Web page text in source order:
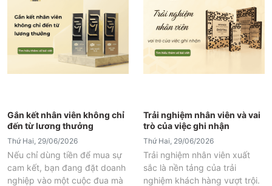
Gắn kết nhân viên không chỉ
đến từ lương thưởng
Thứ Hai, 29/06/2026
Nếu chỉ dùng tiền để mua sự
cam kết, bạn đang đặt doanh
nghiệp vào một cuộc đua mà
Trải nghiệm nhân viên và vai
trò của việc ghi nhận
Thứ Hai, 29/06/2026
Trải nghiệm nhân viên xuất
sắc là nền tảng của trải
nghiệm khách hàng vượt trội.